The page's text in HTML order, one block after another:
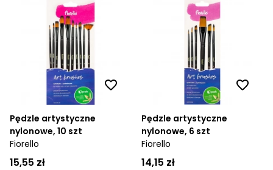
Pędzle artystyczne
nylonowe, 10 szt
Fiorello
15,55 zł
Pędzle artystyczne
nylonowe, 6 szt
Fiorello
14,15 zł